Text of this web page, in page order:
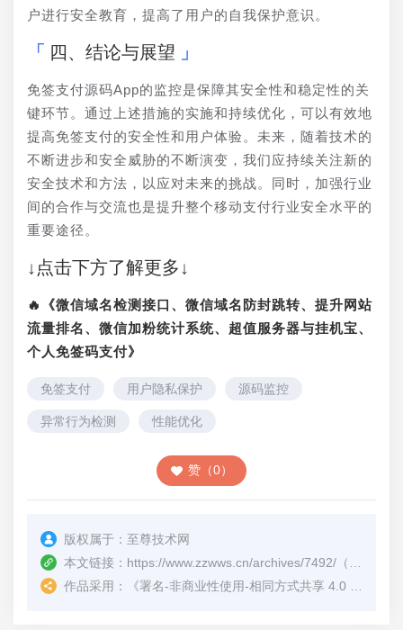
户进行安全教育，提高了用户的自我保护意识。
四、结论与展望
免签支付源码App的监控是保障其安全性和稳定性的关
键环节。通过上述措施的实施和持续优化，可以有效地
提高免签支付的安全性和用户体验。未来，随着技术的
不断进步和安全威胁的不断演变，我们应持续关注新的
安全技术和方法，以应对未来的挑战。同时，加强行业
间的合作与交流也是提升整个移动支付行业安全水平的
重要途径。
↓点击下方了解更多↓
🔥《微信域名检测接口、微信域名防封跳转、提升网站
流量排名、微信加粉统计系统、超值服务器与挂机宝、
个人免签码支付》
免签支付 用户隐私保护 源码监控
异常行为检测 性能优化
赞（0）
版权属于： 至尊技术网
本文链接： https://www.zzwws.cn/archives/7492/ （转载时请注明本文出处及文章链接）
作品采用：
《署名-非商业性使用-相同方式共享 4.0 国际 (CC BY-NC-SA 4.0)